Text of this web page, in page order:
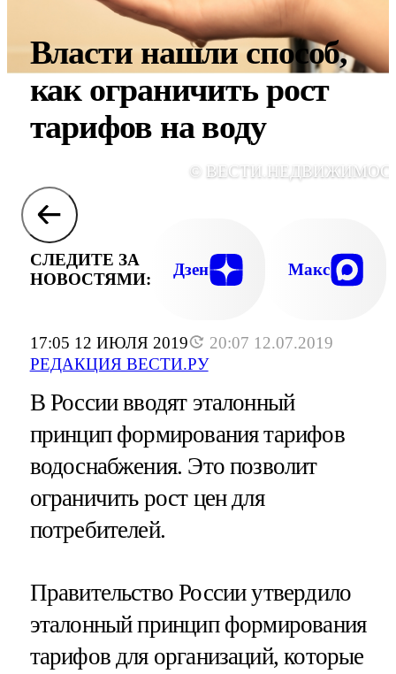
17:05 12 ИЮЛЯ 2019
20:07 12.07.2019
РЕДАКЦИЯ ВЕСТИ.РУ
Власти нашли способ,
как ограничить рост
тарифов на воду
©
СЛЕДИТЕ ЗА
НОВОСТЯМИ:
Дзен Макс
В России вводят эталонный
принцип формирования тарифов
водоснабжения. Это позволит
ограничить рост цен для
потребителей.
Правительство России утвердило
эталонный принцип формирования
тарифов для организаций, которые